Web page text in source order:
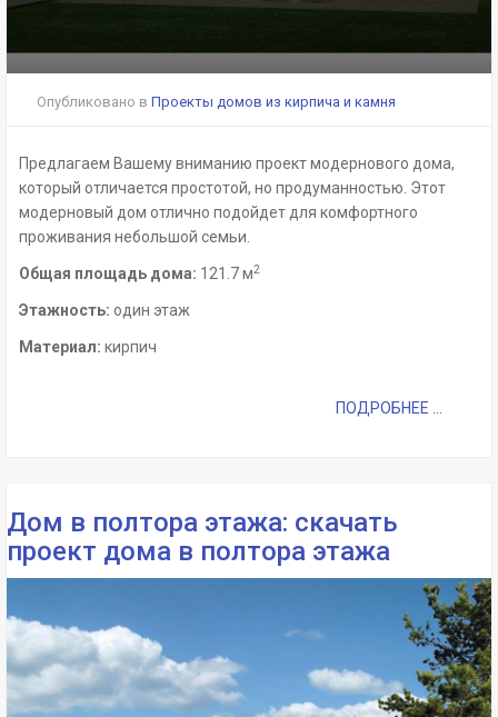
Опубликовано в Проекты домов из кирпича и камня
Предлагаем Вашему вниманию проект модернового дома,
который отличается простотой, но продуманностью. Этот
модерновый дом отлично подойдет для комфортного
проживания небольшой семьи.
Общая площадь дома: 121.7 м2
Этажность: один этаж
Материал: кирпич
ПОДРОБНЕЕ ...
Дом в полтора этажа: скачать
проект дома в полтора этажа